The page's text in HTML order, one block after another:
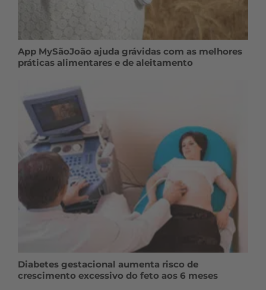
App MySãoJoão ajuda grávidas com as melhores
práticas alimentares e de aleitamento
Diabetes gestacional aumenta risco de
crescimento excessivo do feto aos 6 meses